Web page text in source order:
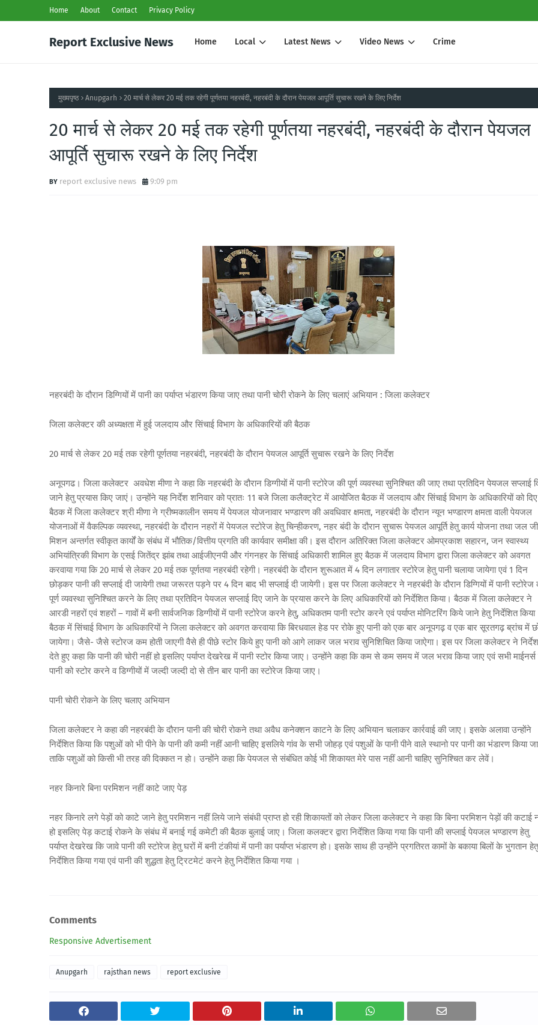
Home About Contact Privacy Policy
Report Exclusive News Home Local Latest News Video News Crime
मुख्यपृष्ठ Anupgarh 20 मार्च से लेकर 20 मई तक रहेगी पूर्णतया नहरबंदी, नहरबंदी के दौरान पेयजल आपूर्ति सुचारू रखने के लिए निर्देश
20 मार्च से लेकर 20 मई तक रहेगी पूर्णतया नहरबंदी, नहरबंदी के दौरान पेयजल
आपूर्ति सुचारू रखने के लिए निर्देश
report exclusive news 9:09 pm
नहरबंदी के दौरान डिग्गियों में पानी का पर्याप्त भंडारण किया जाए तथा पानी चोरी रोकने के लिए चलाएं अभियान : जिला कलेक्टर
जिला कलेक्टर की अध्यक्षता में हुई जलदाय और सिंचाई विभाग के अधिकारियों की बैठक
20 मार्च से लेकर 20 मई तक रहेगी पूर्णतया नहरबंदी, नहरबंदी के दौरान पेयजल आपूर्ति सुचारू रखने के लिए निर्देश
अनूपगढ। जिला कलेक्टर अवधेश मीणा ने कहा कि नहरबंदी के दौरान डिग्गीयों में पानी स्टोरेज की पूर्ण व्यवस्था सुनिश्चित की जाए तथा प्रतिदिन पेयजल सप्लाई
जाने हेतु प्रयास किए जाएं। उन्होंने यह निर्देश शनिवार को प्रातः 11 बजे जिला कलैक्ट्रेट में आयोजित बैठक में जलदाय और सिंचाई विभाग के अधिकारियों को
बैठक में जिला कलेक्टर श्री मीणा ने ग्रीष्मकालीन समय में पेयजल योजनावार भण्डारण की अवधिवार क्षमता, नहरबंदी के दौरान न्यून भण्डारण क्षमता वाली पेयजल
योजनाओं में वैकल्पिक व्यवस्था, नहरबंदी के दौरान नहरों में पेयजल स्टोरेज हेतु चिन्हीकरण, नहर बंदी के दौरान सुचारू पेयजल आपूर्ति हेतु कार्य योजना तथा जल
मिशन अन्तर्गत स्वीकृत कार्यों के संबंध में भौतिक/वित्तीय प्रगति की कार्यवार समीक्षा की। इस दौरान अतिरिक्त जिला कलेक्टर ओमप्रकाश सहारन, जन स्वास्थ्य
अभियांत्रिकी विभाग के एसई जितेंद्र झांब तथा आईजीएनपी और गंगनहर के सिंचाई अधिकारी शामिल हुए बैठक में जलदाय विभाग द्वारा जिला कलेक्टर को अवगत
करवाया गया कि 20 मार्च से लेकर 20 मई तक पूर्णतया नहरबंदी रहेगी। नहरबंदी के दौरान शुरूआत में 4 दिन लगातार स्टोरेज हेतु पानी चलाया जायेगा एवं 1 दिन
छोड़कर पानी की सप्लाई दी जायेगी तथा जरूरत पड़ने पर 4 दिन बाद भी सप्लाई दी जायेगी। इस पर जिला कलेक्टर ने नहरबंदी के दौरान डिग्गियों में पानी स्टोरेज
पूर्ण व्यवस्था सुनिश्चित करने के लिए तथा प्रतिदिन पेयजल सप्लाई दिए जाने के प्रयास करने के लिए अधिकारियों को निर्देशित किया। बैठक में जिला कलेक्टर ने
आरडी नहरों एवं शहरों – गावों में बनी सार्वजनिक डिग्गीयों में पानी स्टोरेज करने हेतु, अधिकतम पानी स्टोर करने एवं पर्याप्त मोनिटरिंग किये जाने हेतु निर्देशित
बैठक में सिंचाई विभाग के अधिकारियों ने जिला कलेक्टर को अवगत करवाया कि बिरधवाल हेड पर रोके हुए पानी को एक बार अनूपगढ़ व एक बार सूरतगढ़ ब्रांच में
जायेगा। जैसे- जैसे स्टोरज कम होती जाएगी वैसे ही पीछे स्टोर किये हुए पानी को आगे लाकर जल भराव सुनिशिचित किया जाऐगा। इस पर जिला कलेक्टर ने निर्देश
देते हुए कहा कि पानी की चोरी नहीं हो इसलिए पर्याप्त देखरेख में पानी स्टोर किया जाए। उन्होंने कहा कि कम से कम समय में जल भराव किया जाए एवं सभी
पानी को स्टोर करने व डिग्गीयों में जल्दी जल्दी दो से तीन बार पानी का स्टोरेज किया जाए।
पानी चोरी रोकने के लिए चलाए अभियान
जिला कलेक्टर ने कहा की नहरबंदी के दौरान पानी की चोरी रोकने तथा अवैध कनेक्शन काटने के लिए अभियान चलाकर कार्रवाई की जाए। इसके अलावा उन्होंने
निर्देशित किया कि पशुओं को भी पीने के पानी की कमी नहीं आनी चाहिए इसलिये गांव के सभी जोहड़ एवं पशुओं के पानी पीने वाले स्थानो पर पानी का भंडारण किया
ताकि पशुओं को किसी भी तरह की दिक्कत न हो। उन्होंने कहा कि पेयजल से संबंधित कोई भी शिकायत मेरे पास नहीं आनी चाहिए सुनिश्चित कर लेवें।
नहर किनारे बिना परमिशन नहीं काटे जाए पेड़
नहर किनारे लगे पेड़ों को काटे जाने हेतु परमिशन नहीं लिये जाने संबंधी प्राप्त हो रही शिकायतों को लेकर जिला कलेक्टर ने कहा कि बिना परमिशन पेड़ों की कटाई
हो इसलिए पेड़ कटाई रोकने के संबंध में बनाई गई कमेटी की बैठक बुलाई जाए। जिला कलक्टर द्वारा निर्देशित किया गया कि पानी की सप्लाई पेयजल भण्डारण हेतु
पर्याप्त देखरेख कि जावे पानी की स्टोरेज हेतु घरों में बनी टंकीयां में पानी का पर्याप्त भंडारण हो। इसके साथ ही उन्होंने प्रगतिरत कामों के बकाया बिलों के भुगतान हेतु
निर्देशित किया गया एवं पानी की शुद्धता हेतु ट्रिटमेटं करने हेतु निर्देशित किया गया ।
Comments
Responsive Advertisement
Anupgarh rajsthan news report exclusive